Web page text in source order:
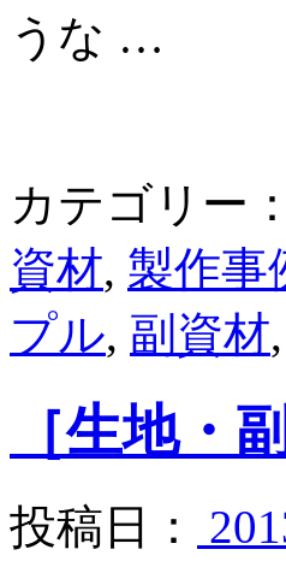
うな …
カテゴリー：
資材, 製作事
プル, 副資材,
［生地・
投稿日：